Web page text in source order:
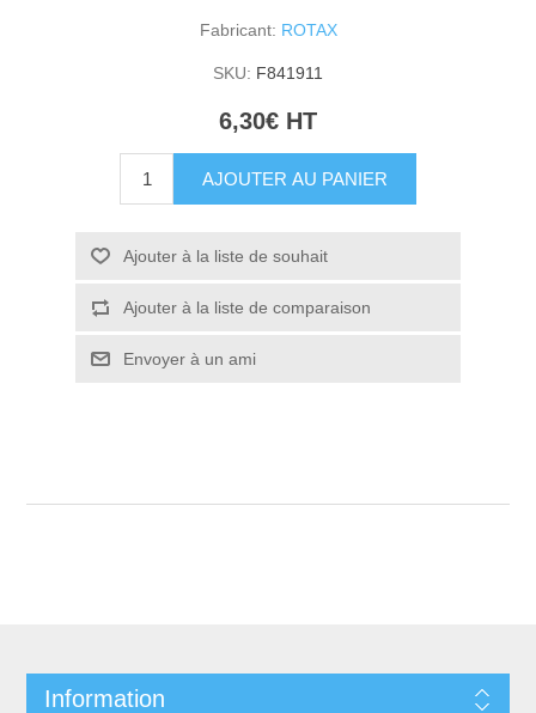
Fabricant: ROTAX
SKU: F841911
6,30€ HT
AJOUTER AU PANIER
Ajouter à la liste de souhait
Ajouter à la liste de comparaison
Envoyer à un ami
Information